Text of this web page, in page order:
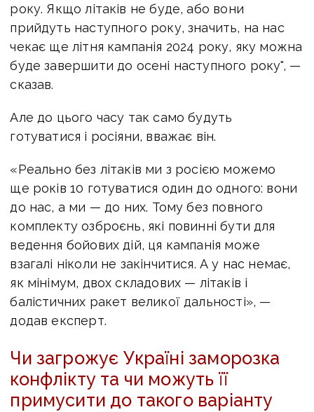
року. Якщо літаків не буде, або вони
прийдуть наступного року, значить, на нас
чекає ще літня кампанія 2024 року, яку можна
буде завершити до осені наступного року", —
сказав.
Але до цього часу так само будуть
готуватися і росіяни, вважає він.
«Реально без літаків ми з росією можемо
ще років 10 готуватися один до одного: вони
до нас, а ми — до них. Тому без повного
комплекту озброєнь, які повинні бути для
ведення бойових дій, ця кампанія може
взагалі ніколи не закінчитися. А у нас немає,
як мінімум, двох складових — літаків і
балістичних ракет великої дальності», —
додав експерт.
Чи загрожує Україні заморозка
конфлікту та чи можуть її
примусити до такого варіанту